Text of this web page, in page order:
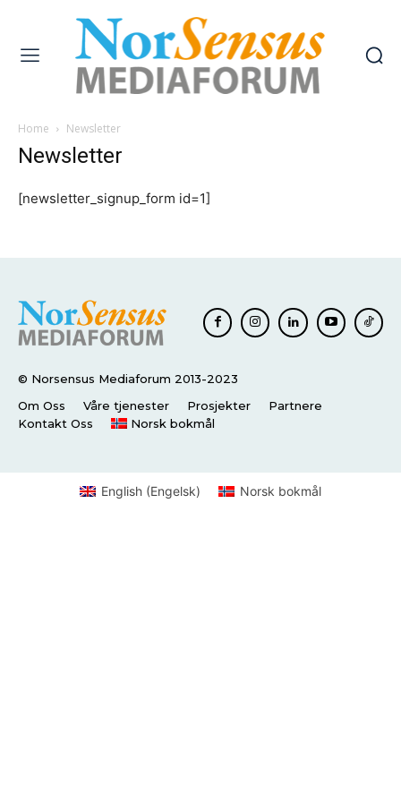
Home Newsletter
Newsletter
[newsletter_signup_form id=1]
© Norsensus Mediaforum 2013-2023
Om Oss
Våre tjenester Prosjekter
Partnere
Kontakt Oss
Norsk bokmål
English (Engelsk) Norsk bokmål